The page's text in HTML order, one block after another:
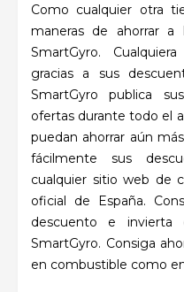
Como cualquier otra
maneras de ahorrar
SmartGyro.
gracias a sus
SmartGyro publica
ofertas durante todo el
puedan ahorrar aún
fácilmente sus
cualquier sitio web de
oficial de España.
descuento e invierta
SmartGyro. Consiga
en combustible como